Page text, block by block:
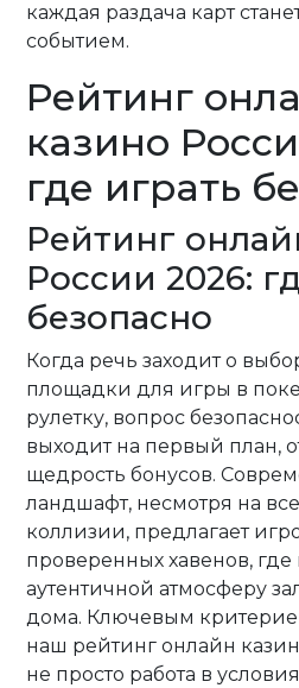
каждая раздача карт
событием.
Рейтинг
казино
где играть
Рейтинг
России 2026:
безопасно
Когда речь заходит о
площадки для игры в
рулетку, вопрос
выходит на первый план,
щедрость бонусов.
ландшафт, несмотря на
коллизии, предлагает
проверенных хавенов,
аутентичной атмосферу
дома. Ключевым
наш рейтинг онлайн
не просто работа в